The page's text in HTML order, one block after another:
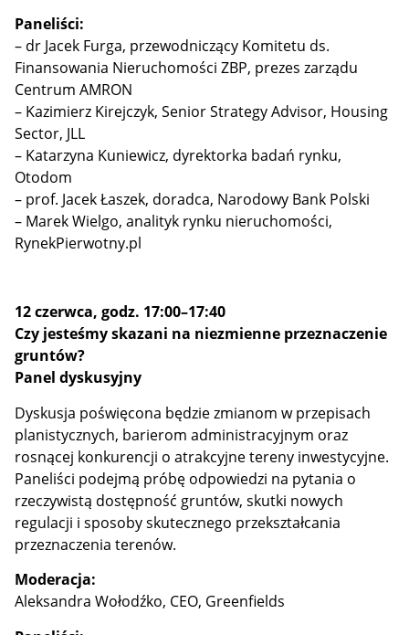
Paneliści:
– dr Jacek Furga, przewodniczący Komitetu ds.
Finansowania Nieruchomości ZBP, prezes zarządu
Centrum AMRON
– Kazimierz Kirejczyk, Senior Strategy Advisor, Housing
Sector, JLL
– Katarzyna Kuniewicz, dyrektorka badań rynku,
Otodom
– prof. Jacek Łaszek, doradca, Narodowy Bank Polski
– Marek Wielgo, analityk rynku nieruchomości,
RynekPierwotny.pl
12 czerwca, godz. 17:00–17:40
Czy jesteśmy skazani na niezmienne przeznaczenie
gruntów?
Panel dyskusyjny
Dyskusja poświęcona będzie zmianom w przepisach
planistycznych, barierom administracyjnym oraz
rosnącej konkurencji o atrakcyjne tereny inwestycyjne.
Paneliści podejmą próbę odpowiedzi na pytania o
rzeczywistą dostępność gruntów, skutki nowych
regulacji i sposoby skutecznego przekształcania
przeznaczenia terenów.
Moderacja:
Aleksandra Wołodźko, CEO, Greenfields